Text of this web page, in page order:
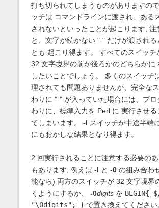
打ち切られてしまうものがありますの
ッチは コマンドラインに渡され、ある
されないといったことが起こります; 注
と、文字が続かない "-" だけが渡される
とも 起こり得ます。 すべてのスイッチ
32 文字境界の前か後ろかのどちらかに
したいことでしょう。 多くのスイッチ
理されても問題ありませんが、完全な
わりに "-" が入っていた場合には、プロ
わりに、標準入力を Perl に 実行させる
てしまいます。 -I スイッチが中途半端
にもおかしな結果となり得ます。
2 回実行されることに注意する必要の
もあります; 例えば -l と -0の組み合わ
能なら) 両方のスイッチが 32 文字境界
くようにするか、 -0digitsを BEGIN{
"\0digits"; } で置き換えてください